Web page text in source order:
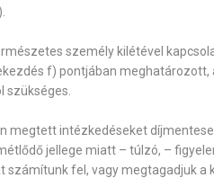
személy kilétével
f) pontjában
megtett intézkedéseket
jellege miatt – túlzó, –
fel, vagy megtagadjuk a